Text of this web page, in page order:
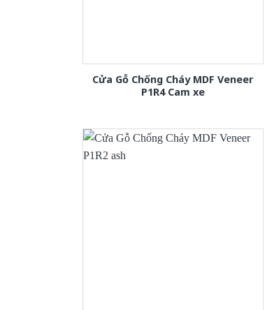
Cửa Gỗ Chống Cháy MDF Veneer
P1R4 Cam xe